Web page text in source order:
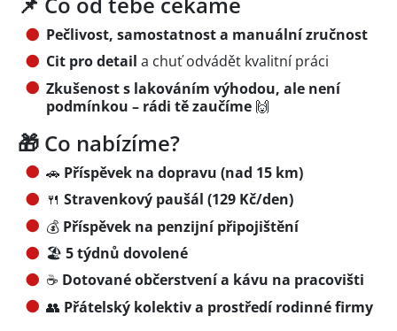
Pečlivost, samostatnost a manuální zručnost
Cit pro detail a chuť odvádět kvalitní práci
Zkušenost s lakováním výhodou, ale není
podmínkou – rádi tě zaučíme 🙌
🎁 Co nabízíme?
🚗 Příspěvek na dopravu (nad 15 km)
🍴 Stravenkový paušál (129 Kč/den)
💰 Příspěvek na penzijní připojištění
🏖️ 5 týdnů dovolené
☕ Dotované občerstvení a kávu na pracovišti
👥 Přátelský kolektiv a prostředí rodinné firmy